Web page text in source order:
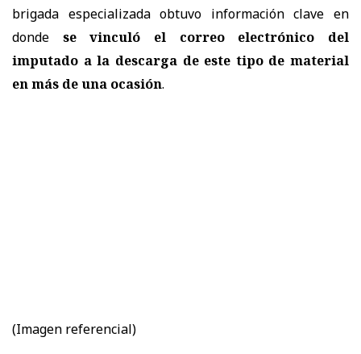
brigada especializada obtuvo información clave en
donde se vinculó el correo electrónico del
imputado a la descarga de este tipo de material
en más de una ocasión.
(Imagen referencial)